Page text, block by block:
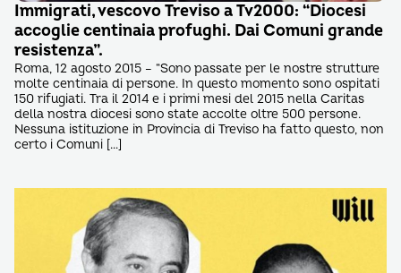
Immigrati, vescovo Treviso a Tv2000: “Diocesi
accoglie centinaia profughi. Dai Comuni grande
resistenza”.
Roma, 12 agosto 2015 – “Sono passate per le nostre strutture
molte centinaia di persone. In questo momento sono ospitati
150 rifugiati. Tra il 2014 e i primi mesi del 2015 nella Caritas
della nostra diocesi sono state accolte oltre 500 persone.
Nessuna istituzione in Provincia di Treviso ha fatto questo, non
certo i Comuni […]